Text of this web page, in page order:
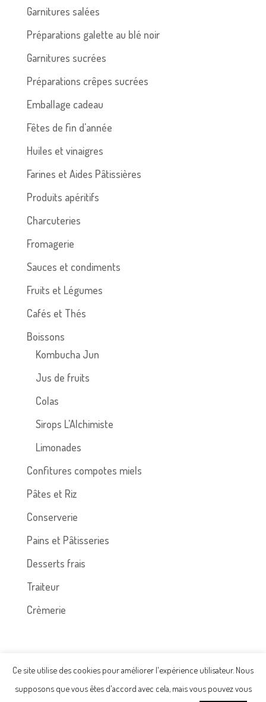
Garnitures salées
Préparations galette au blé noir
Garnitures sucrées
Préparations crêpes sucrées
Emballage cadeau
Fêtes de fin d'année
Huiles et vinaigres
Farines et Aides Pâtissières
Produits apéritifs
Charcuteries
Fromagerie
Sauces et condiments
Fruits et Légumes
Cafés et Thés
Boissons
Kombucha Jun
Jus de fruits
Colas
Sirops L'Alchimiste
Limonades
Confitures compotes miels
Pâtes et Riz
Conserverie
Pains et Pâtisseries
Desserts frais
Traiteur
Crèmerie
Politique de confidentialité -Mentions
Ce site utilise des cookies pour améliorer l'expérience utilisateur. Nous
supposons que vous êtes d'accord avec cela, mais vous pouvez vous